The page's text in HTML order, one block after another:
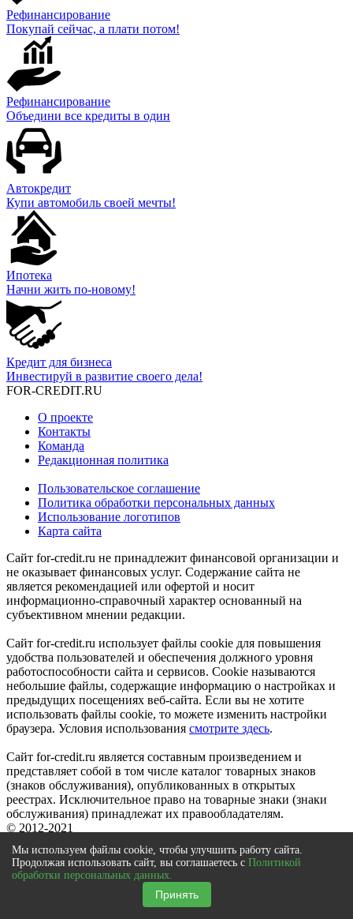
Рефинансирование
Покупай сейчас, а плати потом!
Рефинансирование
Объедини все кредиты в один
Автокредит
Купи автомобиль своей мечты!
Ипотека
Начни жить по-новому!
Кредит для бизнеса
Инвестируй в развитие своего дела!
FOR-CREDIT.RU
О проекте
Контакты
Команда
Редакционная политика
Пользовательское соглашение
Политика обработки персональных данных
Использование логотипов
Карта сайта
Сайт for-credit.ru не принадлежит финансовой организации и
не оказывает финансовых услуг. Содержание сайта не
является рекомендацией или офертой и носит
информационно-справочный характер основанный на
субъективном мнении редакции.
Сайт for-credit.ru использует файлы cookie для повышения
удобства пользователей и обеспечения должного уровня
работоспособности сайта и сервисов. Cookie называются
небольшие файлы, содержащие информацию о настройках и
предыдущих посещениях веб-сайта. Если вы не хотите
использовать файлы cookie, то можете изменить настройки
браузера. Условия использования смотрите здесь.
Сайт for-credit.ru является составным произведением и
представляет собой в том числе каталог товарных знаков
(знаков обслуживания), опубликованных в открытых
реестрах. Исключительное право на товарные знаки (знаки
обслуживания) принадлежат их правообладателям.
© 2012-2021
×
К сожалению отправка заявки вбанкпо данному
Мы используем файлы cookie, чтобы улучшить работу сайта.
Продолжая использовать сайт, вы соглашаетесь с Политикой
обработки персональных данных.
Принять